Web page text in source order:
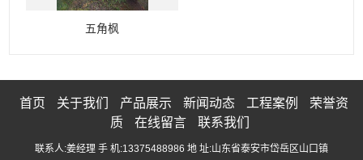
五角枫
首页 关于我们 产品展示 新闻动态 工程案例
荣誉资
质
在线留言 联系我们
联系人:姜经理 手 机:13375488986 地 址:山东省泰安市岱岳区山口镇